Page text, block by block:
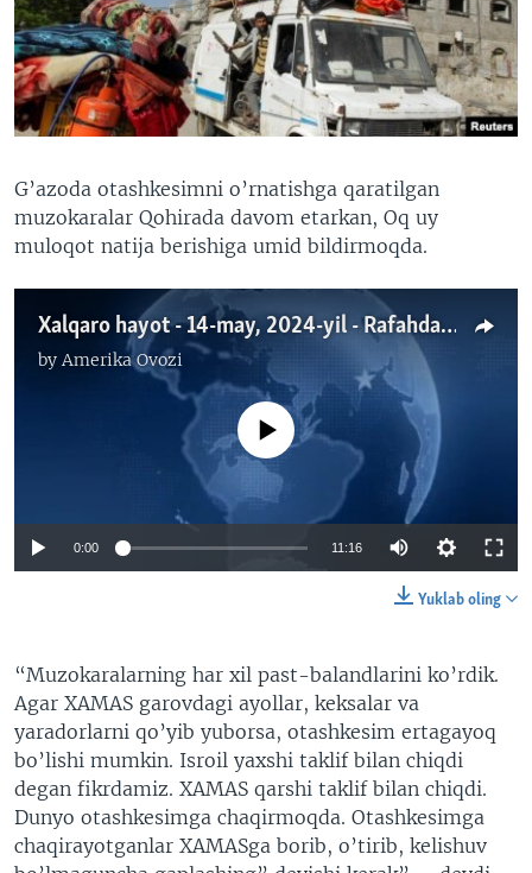
VIDEO
XABARLAR SURATLARDA
ODNOKLASSNIKI
TELEGRAM
TWITTER
SOUNDCLOUD
VOA
G’azoda otashkesimni o’rnatishga qaratilgan
muzokaralar Qohirada davom etarkan, Oq uy
muloqot natija berishiga umid bildirmoqda.
Xalqaro hayot - 14-may, 2024-yil - Rafahdagi vaziyat, AQSh tashqi siyosati, Blinken Kiyevda
by Amerika Ovozi
No media source currently available
0:00 11:16
Yuklab oling
“Muzokaralarning har xil past-balandlarini ko’rdik.
Agar XAMAS garovdagi ayollar, keksalar va
yaradorlarni qo’yib yuborsa, otashkesim ertagayoq
bo’lishi mumkin. Isroil yaxshi taklif bilan chiqdi
degan fikrdamiz. XAMAS qarshi taklif bilan chiqdi.
Dunyo otashkesimga chaqirmoqda. Otashkesimga
chaqirayotganlar XAMASga borib, o’tirib, kelishuv